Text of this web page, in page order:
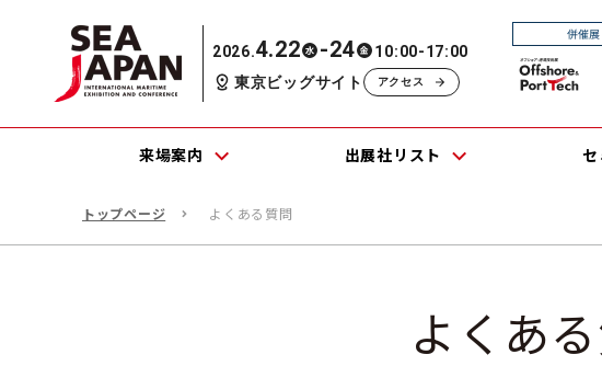
2026.4.22 水 -24 金
10:00-17:00
東京ビッグサイト
アクセス
来場案内 出展社リスト セ
トップページ よくある質問
よくあ